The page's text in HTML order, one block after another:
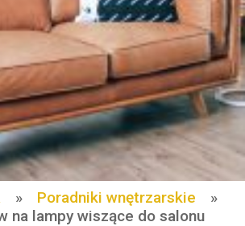
» Poradniki wnętrzarskie
»
na lampy wiszące do salonu